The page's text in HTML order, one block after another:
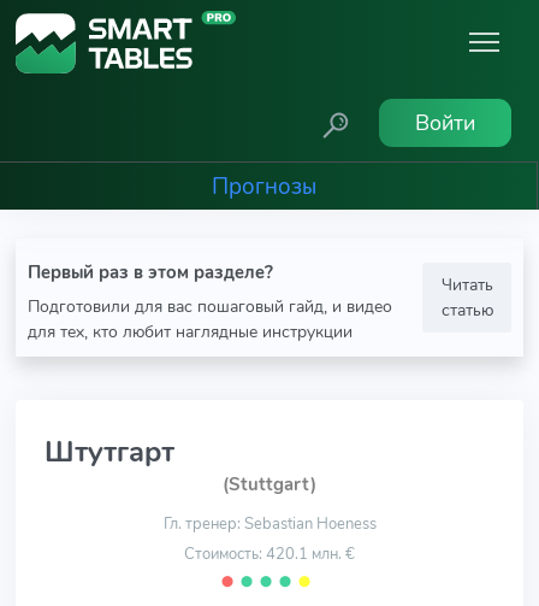
Войти
Прогнозы
Первый раз в этом разделе?
Подготовили для вас пошаговый гайд, и видео
для тех, кто любит наглядные инструкции
Читать
статью
Штутгарт
(Stuttgart)
Гл. тренер: Sebastian Hoeness
Стоимость: 420.1 млн. €
⬤ ⬤ ⬤ ⬤ ⬤